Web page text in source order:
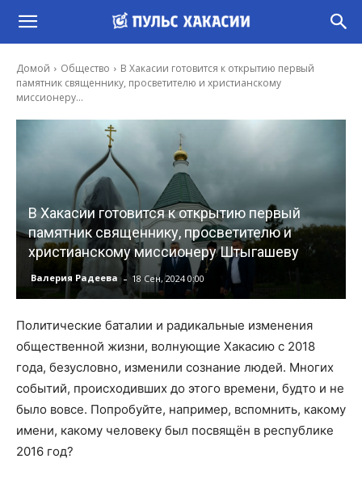
Домой Общество
В Хакасии готовится к открытию первый
памятник священнику, просветителю и христианскому
миссионеру...
В Хакасии готовится к открытию первый
памятник священнику, просветителю и
христианскому миссионеру Штыгашеву
Валерия Радеева - 18 Сен, 2024 0:00
Политические баталии и радикальные изменения
общественной жизни, волнующие Хакасию с 2018
года, безусловно, изменили сознание людей. Многих
событий, происходивших до этого времени, будто и не
было вовсе. Попробуйте, например, вспомнить, какому
имени, какому человеку был посвящён в республике
2016 год?